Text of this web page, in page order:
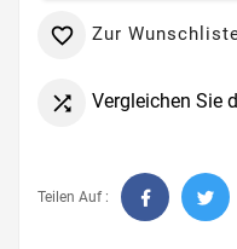
 Zur
 Vergleichen Sie
Teilen Auf :